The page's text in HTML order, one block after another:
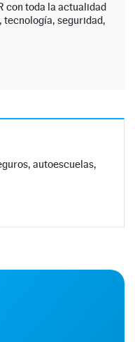
con toda la actualidad
tecnología, seguridad,
autoescuelas,